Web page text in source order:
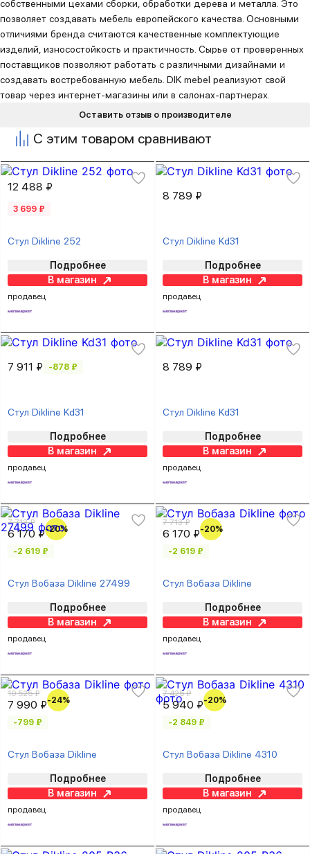
Оставить отзыв о производителе
собственными цехами сборки, обработки дерева и металла. Это
позволяет создавать мебель европейского качества. Основными
отличиями бренда считаются качественные комплектующие
изделий, износостойкость и практичность. Сырье от проверенных
поставщиков позволяют работать с различными дизайнами и
создавать востребованную мебель. DIK mebel реализуют свой
товар через интернет-магазины или в салонах-партнерах.
С этим товаром сравнивают
12 488 ₽
3 699 ₽
Стул Dikline 252
Подробнее
В магазин
продавец
8 789 ₽
Стул Dikline Kd31
Подробнее
В магазин
продавец
7 911 ₽ -878 ₽
Стул Dikline Kd31
Подробнее
В магазин
продавец
8 789 ₽
Стул Dikline Kd31
Подробнее
В магазин
продавец
7 713 ₽
6 170 ₽-20%
-2 619 ₽
Стул Вобаза Dikline 27499
Подробнее
В магазин
продавец
7 713 ₽
6 170 ₽-20%
-2 619 ₽
Стул Вобаза Dikline
Подробнее
В магазин
продавец
10 525 ₽
7 990 ₽-24%
-799 ₽
Стул Вобаза Dikline
Подробнее
В магазин
продавец
7 425 ₽
5 940 ₽-20%
-2 849 ₽
Стул Вобаза Dikline 4310
Подробнее
В магазин
продавец